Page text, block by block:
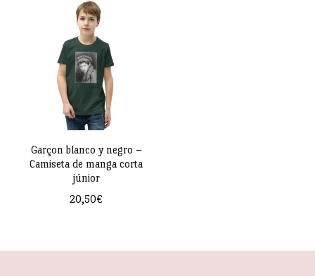
Garçon blanco y negro –
Camiseta de manga corta
júnior
20,50€